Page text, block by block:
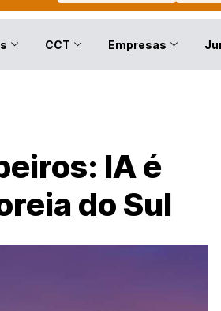
CCT Empresas
IA é
do Sul